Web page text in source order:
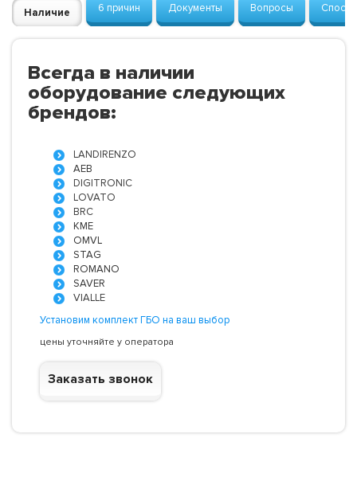
Наличие 6 причин Документы Вопросы
Всегда в наличии
оборудование следующих
брендов:
LANDIRENZO
AEB
DIGITRONIC
LOVATO
BRC
KME
OMVL
STAG
ROMANO
SAVER
VIALLE
Установим комплект ГБО на ваш выбор
цены уточняйте у оператора
Заказать звонок